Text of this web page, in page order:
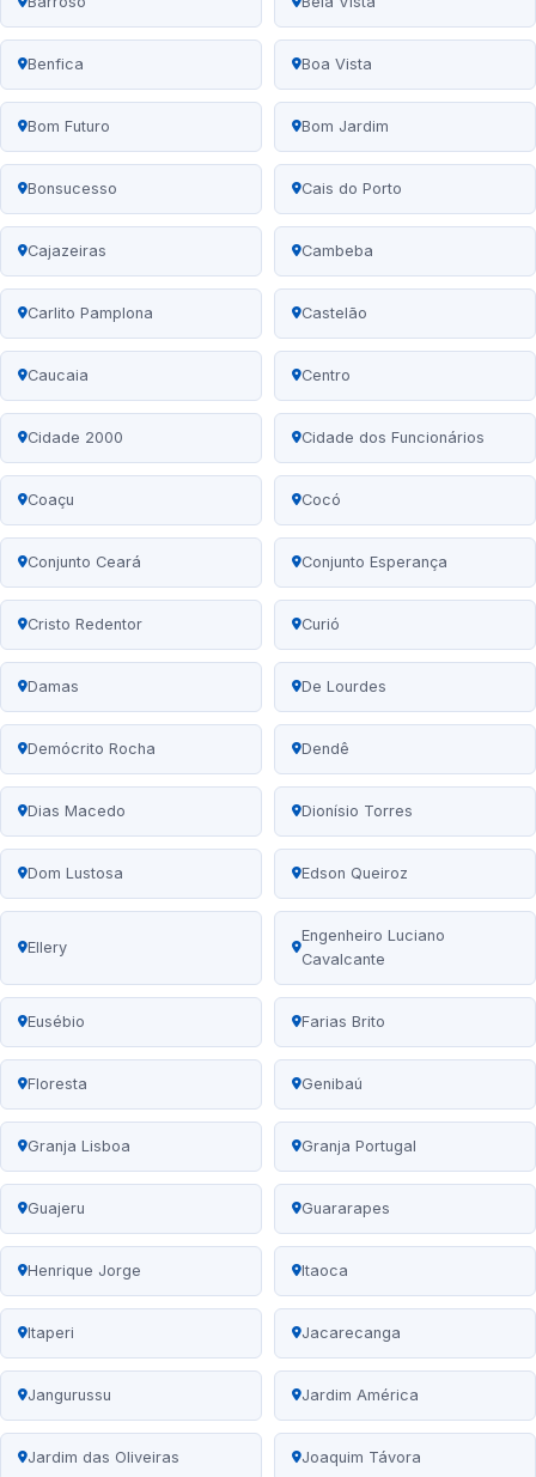
Benfica Boa Vista
Bom Futuro Bom Jardim
Bonsucesso Cais do Porto
Cajazeiras Cambeba
Carlito Pamplona Castelão
Caucaia Centro
Cidade 2000 Cidade dos Funcionários
Coaçu Cocó
Conjunto Ceará Conjunto Esperança
Cristo Redentor Curió
Damas De Lourdes
Demócrito Rocha Dendê
Dias Macedo Dionísio Torres
Dom Lustosa Edson Queiroz
Ellery
Engenheiro Luciano
Cavalcante
Eusébio Farias Brito
Floresta Genibaú
Granja Lisboa Granja Portugal
Guajeru Guararapes
Henrique Jorge Itaoca
Itaperi Jacarecanga
Jangurussu Jardim América
Jardim das Oliveiras Joaquim Távora